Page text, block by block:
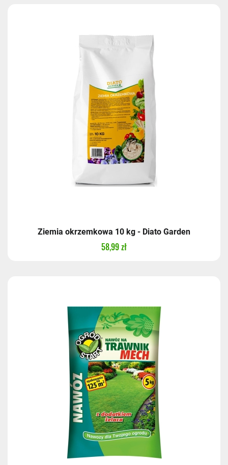
Ziemia okrzemkowa 10 kg - Diato Garden
58,99 zł